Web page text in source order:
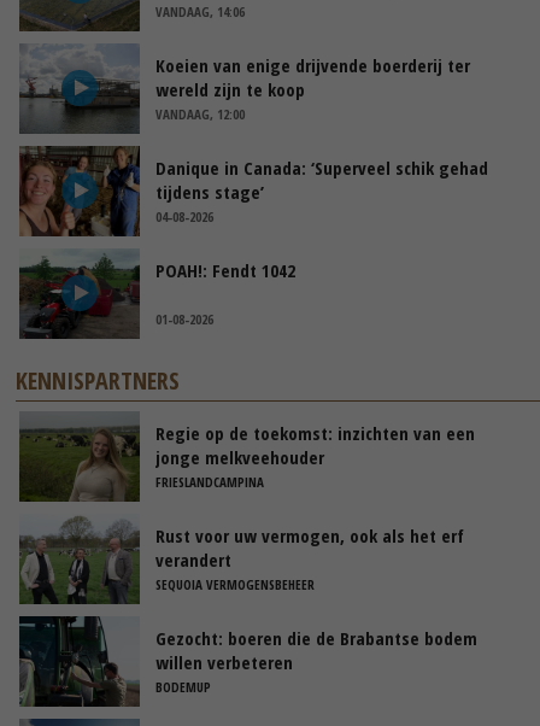
VANDAAG, 14:06
Koeien van enige drijvende boerderij ter
wereld zijn te koop
VANDAAG, 12:00
Danique in Canada: ‘Superveel schik gehad
tijdens stage’
04-08-2026
POAH!: Fendt 1042
01-08-2026
KENNISPARTNERS
Regie op de toekomst: inzichten van een
jonge melkveehouder
FRIESLANDCAMPINA
Rust voor uw vermogen, ook als het erf
verandert
SEQUOIA VERMOGENSBEHEER
Gezocht: boeren die de Brabantse bodem
willen verbeteren
BODEMUP